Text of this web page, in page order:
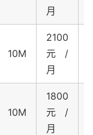
月
10M
2100
元/
月
10M
1800
元/
月